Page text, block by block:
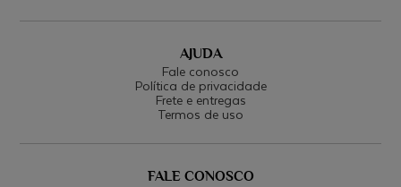
AJUDA
Fale conosco
Política de privacidade
Frete e entregas
Termos de uso
FALE CONOSCO